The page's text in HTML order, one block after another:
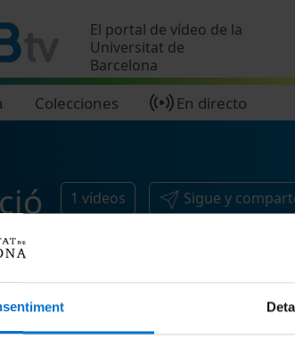
El portal de vídeo de la
Universitat de
Barcelona
Colecciones En directo
1 vídeos Sigue y